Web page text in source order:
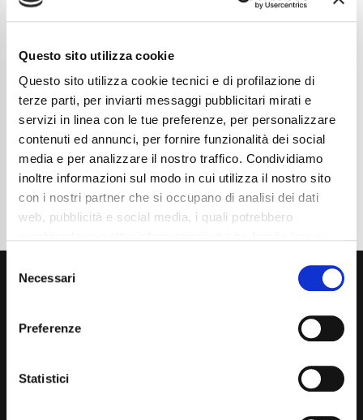
Questo sito utilizza cookie
Questo sito utilizza cookie tecnici e di profilazione di
terze parti, per inviarti messaggi pubblicitari mirati e
servizi in linea con le tue preferenze, per personalizzare
contenuti ed annunci, per fornire funzionalità dei social
media e per analizzare il nostro traffico. Condividiamo
inoltre informazioni sul modo in cui utilizza il nostro sito
con i nostri partner che si occupano di analisi dei dati
web, pubblicità e social media, i quali potrebbero
mera chiusura del banner non comporta l’accettazione
tutti” o selezionando le diverse categorie di cookies
Selection
Necessari
Preferenze
Statistici
20.850
Chilometraggio
Cambio
Manuale
Normativa Euro
Euro6e
Dettaglio
Via Giuditta Pasta 2, Como (CO) 22100